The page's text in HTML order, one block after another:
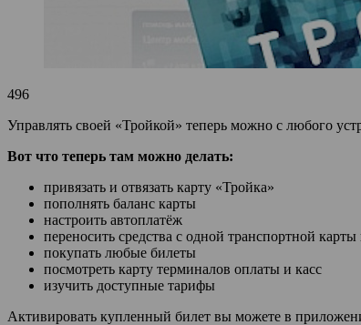
496
Управлять своей «Тройкой» теперь можно с любого
Вот что теперь там можно делать:
привязать и отвязать карту «Тройка»‎
пополнять баланс карты
настроить автоплатёж
переносить средства с одной транспортной
покупать любые билеты‎
посмотреть карту терминалов оплаты и касс
изучить доступные тарифы
Активировать купленный билет вы можете в